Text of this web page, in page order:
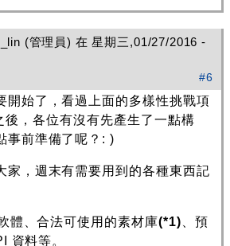
(管理員) 在 星期三,01/27/2016 -
#6
開始了，看過上面的多樣性挑戰項
，各位有沒有先產生了一點構
事前準備了呢？: )
家，週末有需要用到的各種東西記
體、合法可使用的素材庫(*1) 、預
資料等。